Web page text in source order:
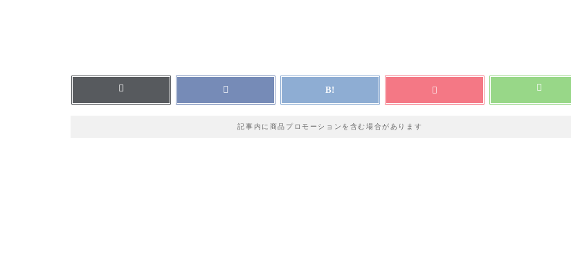
記事内に商品プロモーションを含む場合があります